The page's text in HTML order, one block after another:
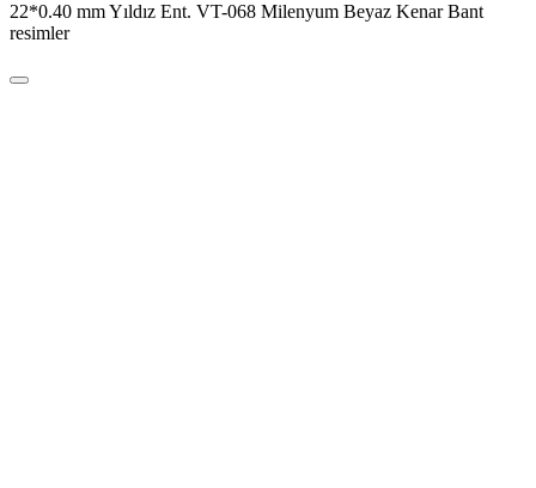
22*0.40 mm Yıldız Ent. VT-068 Milenyum Beyaz Kenar Bant
resimler